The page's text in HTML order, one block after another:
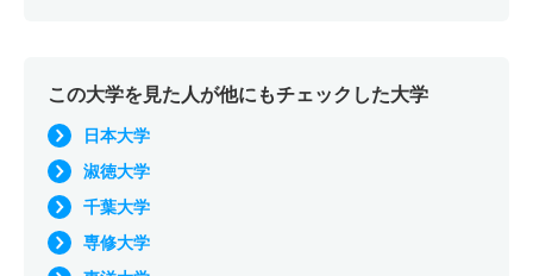
この大学を見た人が他にもチェックした大学
日本大学
淑徳大学
千葉大学
専修大学